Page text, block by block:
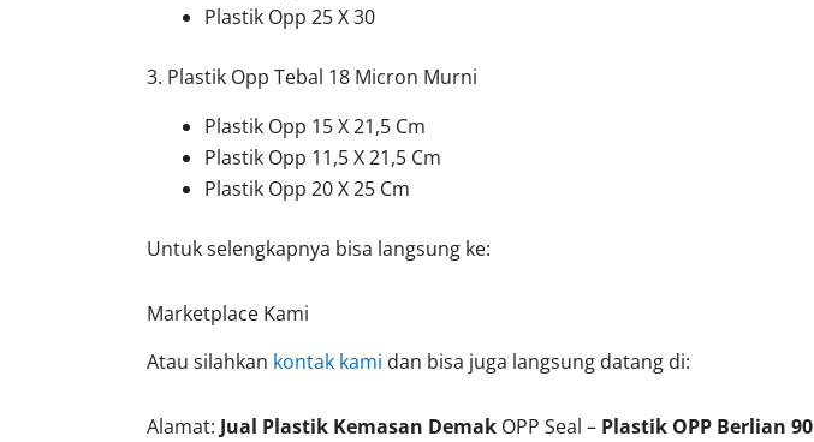
Plastik Opp 25 X 30
3. Plastik Opp Tebal 18 Micron Murni
Plastik Opp 15 X 21,5 Cm
Plastik Opp 11,5 X 21,5 Cm
Plastik Opp 20 X 25 Cm
Untuk selengkapnya bisa langsung ke:
Marketplace Kami
Atau silahkan kontak kami dan bisa juga langsung datang di:
Alamat: Jual Plastik Kemasan Demak OPP Seal – Plastik OPP Berlian 90